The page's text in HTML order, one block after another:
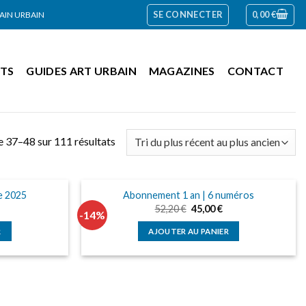
URBAIN SE CONNECTER 0,00€
GUIDES ART URBAIN MAGAZINES CONTACT
37–48 sur 111 résultats
2025
:
-14%
Abonnement 1 an | 6 numéros
52,20€ Le
prix
initial
était :
45,00€Le
actuel
est :
AJOUTER AU PANIER